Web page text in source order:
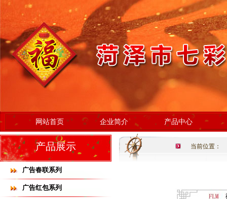
网站首页 企业简介 产品中心
产品展示
广告春联系列
广告红包系列
当前位置：